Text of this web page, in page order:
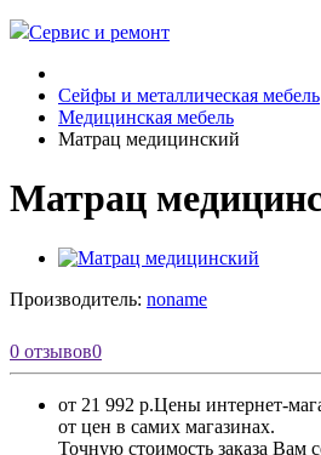
Сервис и ремонт
Сейфы и металлическая мебель
Медицинская мебель
Матрац медицинский
Матрац
Производитель: noname
0 отзывов0
от 21 992 р.Цены интернет-
от цен в самих магазинах.
Точную стоимость заказа Вам